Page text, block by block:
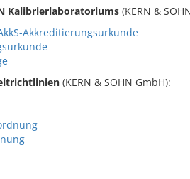
Kalibrierlaboratoriums (KERN &
Akkreditierungsurkunde
(KERN & SOHN GmbH):